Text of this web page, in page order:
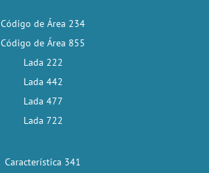
Código de Área 234
Código de Área 855
Lada 222
Lada 442
Lada 477
Lada 722
Característica 341